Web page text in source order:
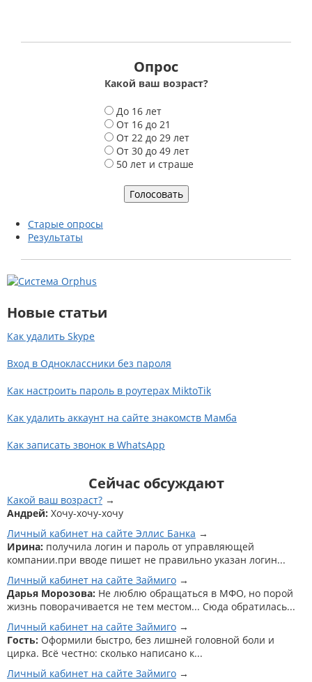
Опрос
Какой ваш возраст?
В
а
р
и
а
До 16 лет
От 16 до 21
От 22 до 29 лет
От 30 до 49 лет
50 лет и страше
Старые опросы
Результаты
Новые статьи
Как удалить Skype
Вход в Одноклассники без пароля
Как настроить пароль в роутерах MiktoTik
Как удалить аккаунт на сайте знакомств Мамба
Как записать звонок в WhatsApp
Сейчас обсуждают
Какой ваш возраст?
Андрей: Хочу-хочу-хочу
Личный кабинет на сайте Эллис Банка
Ирина: получила логин и пароль от управляющей
компании.при вводе пишет не правильно указан логин...
Личный кабинет на сайте Займиго
Дарья Морозова: Не люблю обращаться в МФО, но порой
жизнь поворачивается не тем местом... Сюда обратилась...
Личный кабинет на сайте Займиго
Гость: Оформили быстро, без лишней головной боли и
цирка. Всё честно: сколько написано к...
Личный кабинет на сайте Займиго